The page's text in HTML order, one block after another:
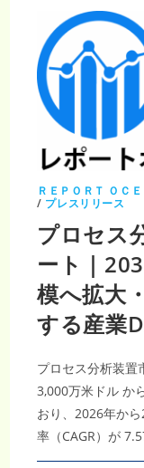
ＲＥＰＯＲＴ ＯＣ
/ プレスリリース
プロセス
ート｜
模へ拡大
する産業
プロセス分析装
3,000万米ドル か
おり、2026年か
率（CAGR）が